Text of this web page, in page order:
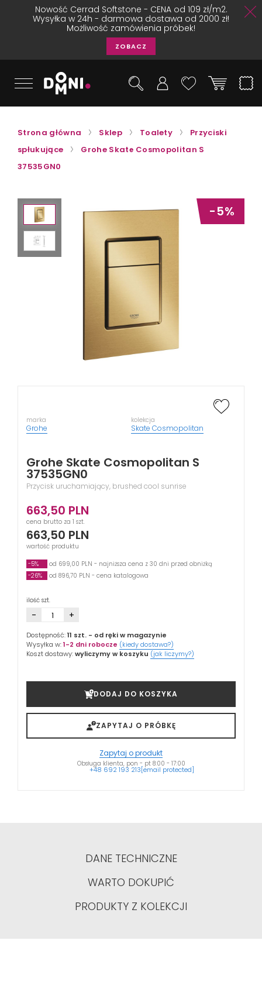
Nowość Cerrad Softstone - CENA od 109 zł/m2.
Wysyłka w 24h - darmowa dostawa od 2000 zł!
Możliwość zamówienia próbek!
ZOBACZ
Strona główna Sklep Toalety
Przyciski
spłukujące
Grohe Skate Cosmopolitan S
37535GN0
-5%
marka
Grohe
kolekcja
Skate Cosmopolitan
Grohe Skate Cosmopolitan S
37535GN0
Przycisk uruchamiający, brushed cool sunrise
663,50 PLN
cena brutto za 1 szt.
663,50 PLN
wartość produktu
-5%
od 699,00 PLN - najniższa cena z 30 dni przed obniżką
-26%
od 896,70 PLN - cena katalogowa
ilość szt.
- +
Dostępność:11 szt. - od ręki w magazynie
Wysyłka w:1-2 dni robocze (kiedy dostawa?)
Koszt dostawy:wyliczymy w koszyku (jak liczymy?)
DODAJ DO KOSZYKA
ZAPYTAJ O PRÓBKĘ
Zapytaj o produkt
Obsługa klienta, pon - pt 8:00 - 17:00
+48 692 193 213[email protected]
DANE TECHNICZNE
WARTO DOKUPIĆ
PRODUKTY Z KOLEKCJI